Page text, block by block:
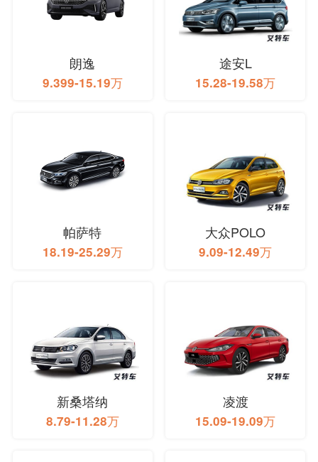
朗逸
9.399-15.19万
途安L
15.28-19.58万
帕萨特
18.19-25.29万
大众POLO
9.09-12.49万
新桑塔纳
8.79-11.28万
凌渡
15.09-19.09万